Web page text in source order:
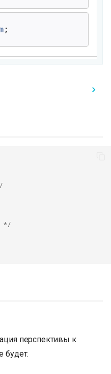
*/
перспективы к
будет.